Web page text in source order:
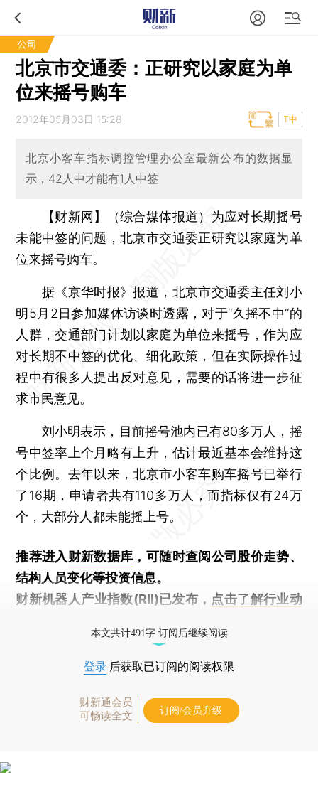
公司
北京市交通委：正研究以家庭为单
位来摇号购车
2012年05月03日 15:28 T中
北京小客车指标调控管理办公室最新公布的数据显
示，42人中才能有1人中签
【财新网】（综合媒体报道） 为应对长期摇号
未能中签的问题，北京市交通委正研究以家庭为单
位来摇号购车。
据《京华时报》报道，北京市交通委主任刘小
明5月2日参加媒体访谈时透露，对于“久摇不中”的
人群，交通部门计划以家庭为单位来摇号，作为应
对长期不中签的优化、细化政策，但在实际操作过
程中有很多人提出反对意见，需要的话将进一步征
求市民意见。
刘小明表示，目前摇号池内已有80多万人，摇
号中签率上个月略有上升，估计最近基本会维持这
个比例。去年以来，北京市小客车购车摇号已举行
了16期，申请者共有110多万人，而指标仅有24万
个，大部分人都未能摇上号。
推荐进入财新数据库 ，可随时查阅公司股价走势、
结构人员变化等投资信息。
财新机器人产业指数(RII)已发布， 点击了解行业动
本文共计491字 订阅后继续阅读
登录 后获取已订阅的阅读权限
财新通会员
可畅读全文
订阅/会员升级